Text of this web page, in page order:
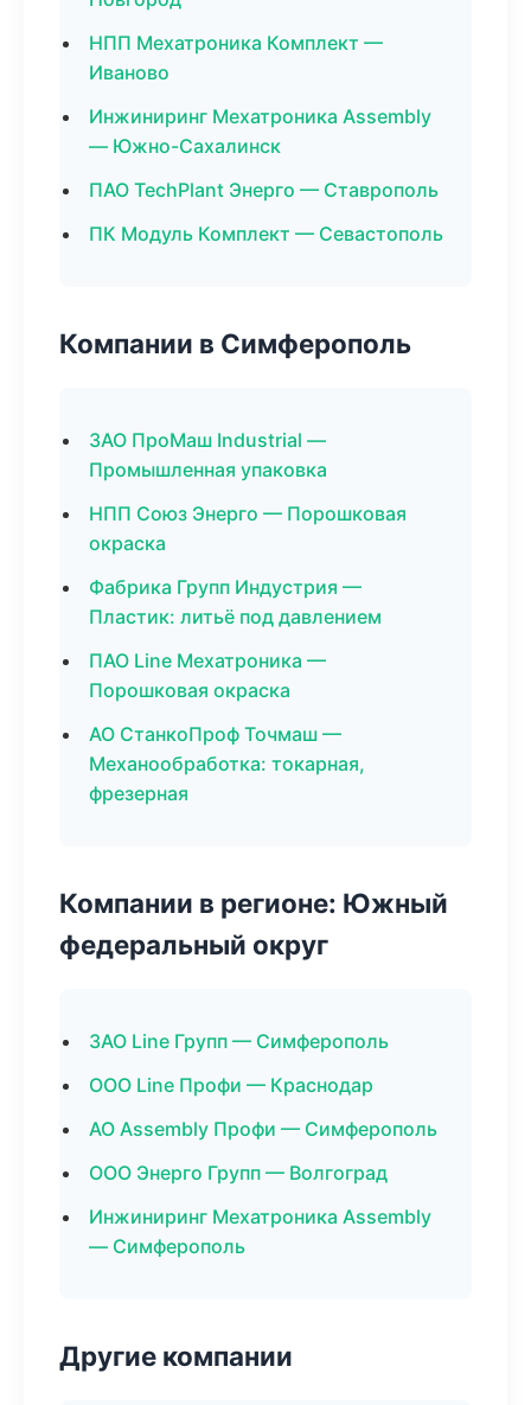
НПП Мехатроника Комплект —
Иваново
Инжиниринг Мехатроника Assembly
— Южно-Сахалинск
ПАО TechPlant Энерго — Ставрополь
ПК Модуль Комплект — Севастополь
Компании в Симферополь
ЗАО ПроМаш Industrial —
Промышленная упаковка
НПП Союз Энерго — Порошковая
окраска
Фабрика Групп Индустрия —
Пластик: литьё под давлением
ПАО Line Мехатроника —
Порошковая окраска
АО СтанкоПроф Точмаш —
Механообработка: токарная,
фрезерная
Компании в регионе: Южный
федеральный округ
ЗАО Line Групп — Симферополь
ООО Line Профи — Краснодар
АО Assembly Профи — Симферополь
ООО Энерго Групп — Волгоград
Инжиниринг Мехатроника Assembly
— Симферополь
Другие компании